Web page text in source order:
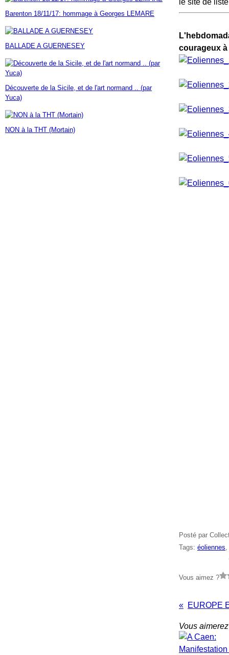
Janvier(7)
Février(9)
Janvier(18)
Mars(60)
Février(24)
Janvier(23)
Avril(14)
Mars (17)
Février(46)
Janvier (35)
Barenton 18/11/17: hommage à Georges LEMARE
BALLADE A GUERNESEY
Découverte de la Sicile, et de l'art normand .. (par
Yuca)
NON à la THT (Mortain)
le site de
courageux
Posté par
Tags: éoliennes,
Vous aimez ?
Vous